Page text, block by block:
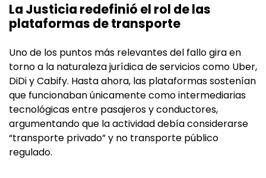
La Justicia redefinió el rol de las
plataformas de transporte
Uno de los puntos más relevantes del fallo gira en
torno a la naturaleza jurídica de servicios como Uber,
DiDi y Cabify. Hasta ahora, las plataformas sostenían
que funcionaban únicamente como intermediarias
tecnológicas entre pasajeros y conductores,
argumentando que la actividad debía considerarse
“transporte privado” y no transporte público
regulado.